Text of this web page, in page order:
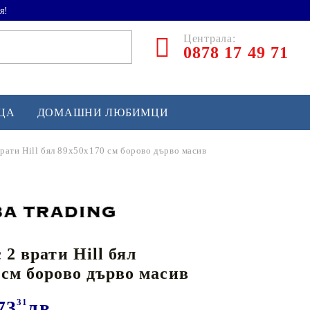
Централа:
0878 17 49 71
и софтбол
и лакрос
спортно оборудване
ДОМАШНИ ЛЮБИМЦИ
Hill бял 89x50x170 см борово дърво масив
2 врати Hill бял
борово дърво масив
31